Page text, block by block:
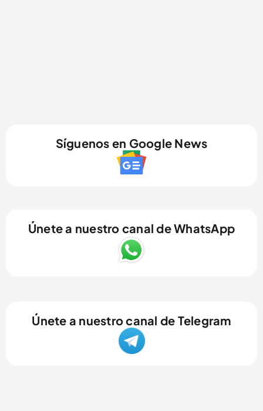
Síguenos en Google News
Únete a nuestro canal de WhatsApp
Únete a nuestro canal de Telegram